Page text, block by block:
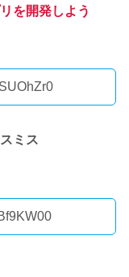
を開発しよう
ミス